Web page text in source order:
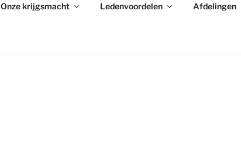
Onze krijgsmacht Ledenvoordelen Afdelingen